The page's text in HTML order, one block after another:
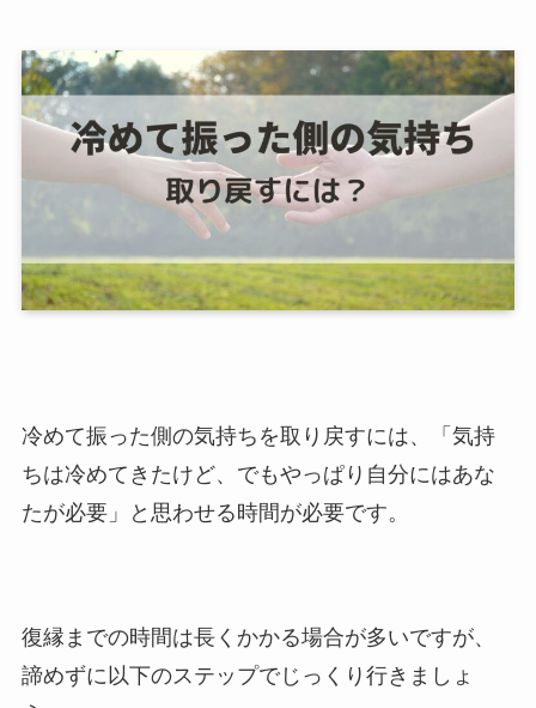
冷めて振った側の気持ちを取り戻すには、「気持
ちは冷めてきたけど、でもやっぱり自分にはあな
たが必要」と思わせる時間が必要です。
復縁までの時間は長くかかる場合が多いですが、
諦めずに以下のステップでじっくり行きましょ